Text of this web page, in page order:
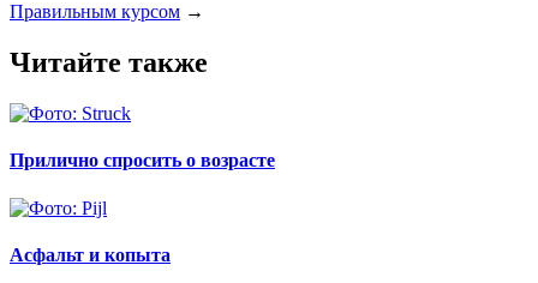
Правильным курсом →
Читайте также
Прилично спросить о возрасте
Асфальт и копыта